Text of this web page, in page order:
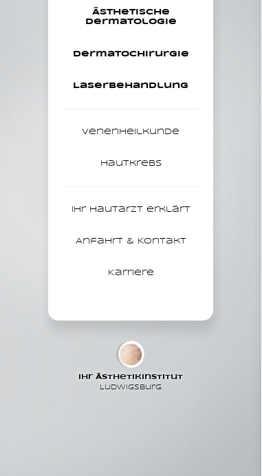
Ästhetische
Dermatologie
Dermatochirurgie
Laser­behandlung
Venen­heilkunde
Hautkrebs
Ihr Hautarzt erklärt
Anfahrt & Kontakt
Karriere
Ihr Ästhetikinstitut
Ludwigsburg